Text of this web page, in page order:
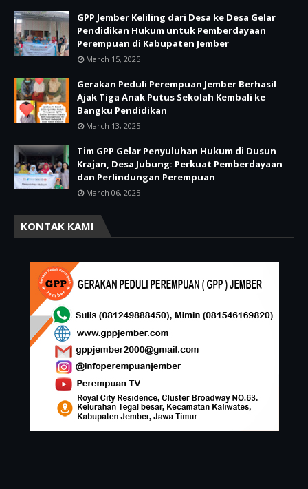
GPP Jember Keliling dari Desa ke Desa Gelar
Pendidikan Hukum untuk Pemberdayaan
Perempuan di Kabupaten Jember
March 15, 2025
Gerakan Peduli Perempuan Jember Berhasil
Ajak Tiga Anak Putus Sekolah Kembali ke
Bangku Pendidikan
March 13, 2025
Tim GPP Gelar Penyuluhan Hukum di Dusun
Krajan, Desa Jubung: Perkuat Pemberdayaan
dan Perlindungan Perempuan
March 06, 2025
KONTAK KAMI